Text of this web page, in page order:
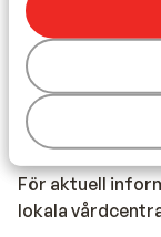
Att resa med
Sunweb kan
Vaccination:
För aktuell
lokala